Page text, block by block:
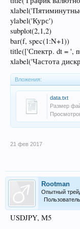
ylabel('Курс')
subplot(2,1,2)
bar(f, spec(1:N+1))
title(['Спектр. dt = ',
xlabel('Частота
Вложения:
data.txt
Размер
21 фев 2017
Rootman
Опытный
Пользователь
USDJPY, M5